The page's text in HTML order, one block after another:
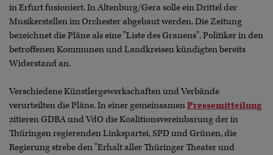
in Erfurt fusioniert. In Altenburg/Gera solle ein Drittel der
Musikerstellen im Orchester abgebaut werden. Die Zeitung
bezeichnet die Pläne als eine "Liste des Grauens". Politiker in den
betroffenen Kommunen und Landkreisen kündigten bereits
Widerstand an.
Verschiedene Künstlergewerkschaften und Verbände
verurteilten die Pläne. In einer gemeinsamenPressemitteilung
zitieren GDBA und VdO die Koalitionsvereinbarung der in
Thüringen regierenden Linkspartei, SPD und Grünen, die
Regierung strebe den "Erhalt aller Thüringer Theater und